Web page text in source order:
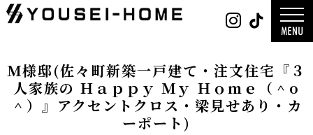
Ｍ様邸(佐々町新築一戸建て・注文住宅『３
人家族の Ｈａｐｐｙ Ｍｙ Ｈｏｍｅ（＾o
＾）』アクセントクロス・梁見せあり・カ
ーポート)
2026年
2025年
2024年
平屋
2階建て
EDGE -エ
nature -ナ
レ-
Rustic -ラ
ティック-
0800-
888-
2003
営業時
間9:30
～
日水曜
日・第
日・第
三日曜